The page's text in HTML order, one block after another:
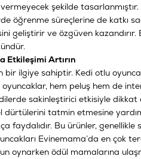
şekilde
öğrenme süreçlerine de katkı
geliştirir ve özgüven
Etkileşimi Artırın
bir ilgiye sahiptir. Kedi otlu
hem peluş hem de
sakinleştirici etkisiyle dikkat
dürtülerini tatmin etmesine
faydalıdır. Bu ürünler,
Evinemama’da en çok
oynarken ödül mamalarına